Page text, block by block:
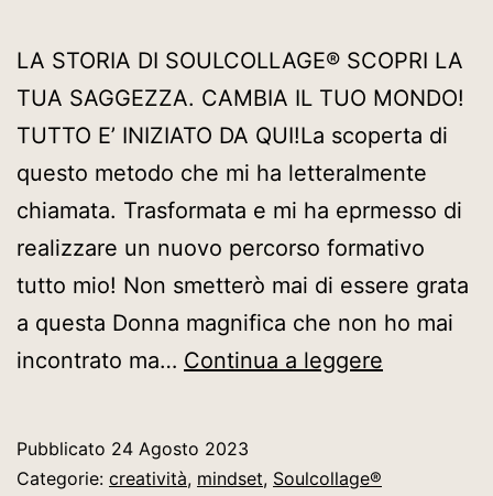
LA STORIA DI SOULCOLLAGE® SCOPRI LA
TUA SAGGEZZA. CAMBIA IL TUO MONDO!
TUTTO E’ INIZIATO DA QUI!La scoperta di
questo metodo che mi ha letteralmente
chiamata. Trasformata e mi ha eprmesso di
realizzare un nuovo percorso formativo
tutto mio! Non smetterò mai di essere grata
a questa Donna magnifica che non ho mai
incontrato ma… Continua a leggere
Pubblicato 24 Agosto 2023
Categorie: creatività, mindset, Soulcollage®